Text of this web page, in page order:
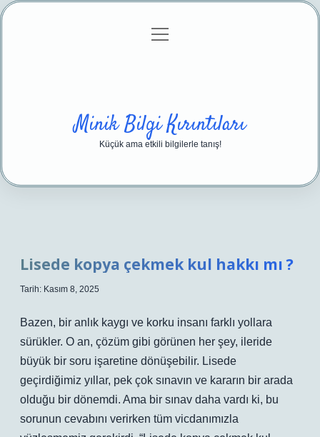
Gizlilik Politikası
menüyü
Minik Bilgi Kırıntıları
Küçük ama etkili bilgilerle tanış!
Lisede kopya çekmek kul hakkı mı ?
Tarih: Kasım 8, 2025
Bazen, bir anlık kaygı ve korku insanı farklı yollara
sürükler. O an, çözüm gibi görünen her şey, ileride
büyük bir soru işaretine dönüşebilir. Lisede
geçirdiğimiz yıllar, pek çok sınavın ve kararın bir arada
olduğu bir dönemdi. Ama bir sınav daha vardı ki, bu
sorunun cevabını verirken tüm vicdanımızla